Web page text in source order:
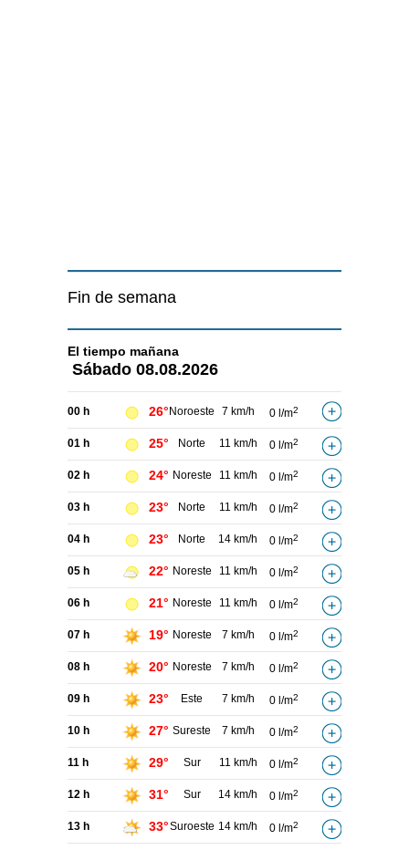
Fin de semana
El tiempo mañana
Sábado 08.08.2026
00 h 26° Noroeste 7 km/h 0 l/m2
01 h 25° Norte 11 km/h 0 l/m2
02 h 24° Noreste 11 km/h 0 l/m2
03 h 23° Norte 11 km/h 0 l/m2
04 h 23° Norte 14 km/h 0 l/m2
05 h 22° Noreste 11 km/h 0 l/m2
06 h 21° Noreste 11 km/h 0 l/m2
07 h 19° Noreste 7 km/h 0 l/m2
08 h 20° Noreste 7 km/h 0 l/m2
09 h 23° Este 7 km/h 0 l/m2
10 h 27° Sureste 7 km/h 0 l/m2
11 h 29° Sur 11 km/h 0 l/m2
12 h 31° Sur 14 km/h 0 l/m2
13 h 33°Suroeste 14 km/h 0 l/m2